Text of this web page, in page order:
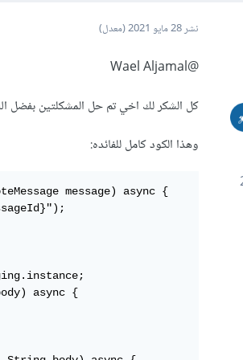
نشر28 مايو 2021 (معدل)
@Wael Aljamal
كل الشكر لك اخي تم حل المشكلتين بفضل
وهذا الكود كامل للفائده:
message) async {
async {